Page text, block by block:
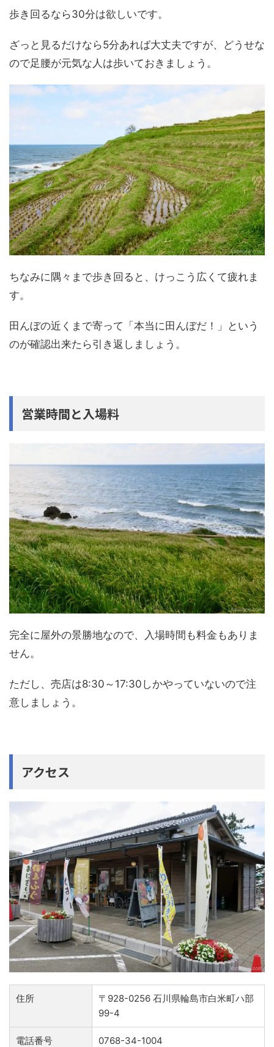
歩き回るなら30分は欲しいです。
ざっと見るだけなら5分あれば大丈夫ですが、どうせな
ので足腰が元気な人は歩いておきましょう。
ちなみに隅々まで歩き回ると、けっこう広くて疲れま
す。
田んぼの近くまで寄って「本当に田んぼだ！」という
のが確認出来たら引き返しましょう。
営業時間と入場料
完全に屋外の景勝地なので、入場時間も料金もありま
せん。
ただし、売店は8:30～17:30しかやっていないので注
意しましょう。
アクセス
住所
〒928-0256 石川県輪島市白米町ハ部
99-4
電話番号 0768-34-1004